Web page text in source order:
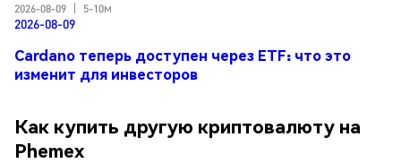
2026-08-09
5-10м
2026-08-09
Cardano теперь доступен через ETF: что это
изменит для инвесторов
Как купить другую криптовалюту на
Phemex